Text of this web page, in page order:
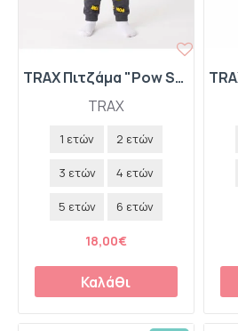
TRAX
TRAX Πιτζάμα "Pow Superhero" 50993 Ανθρακί
1 ετών 2 ετών
3 ετών 4 ετών
5 ετών 6 ετών
18,00€
Καλάθι